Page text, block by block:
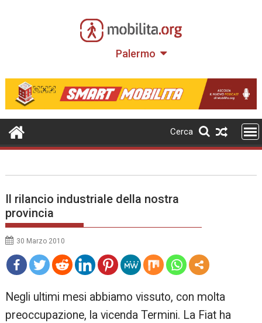
Palermo
Cerca
Il rilancio industriale della nostra
provincia
30 Marzo 2010
re
Negli ultimi mesi abbiamo vissuto, con molta
preoccupazione, la vicenda Termini. La Fiat ha